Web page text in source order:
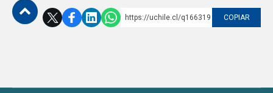
https://uchile.cl/q166319 COPIAR